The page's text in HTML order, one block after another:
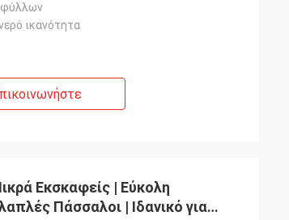
φύλλων
ικανότητα
Εκσκαφείς | Εύκολη
Πάσσαλοι | Ιδανικό για